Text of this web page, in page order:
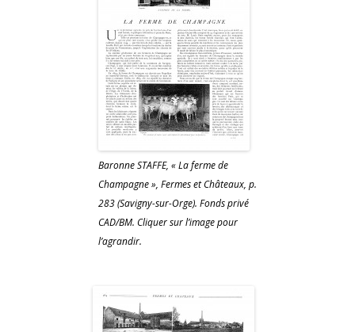
Baronne STAFFE, « La ferme de
Champagne », Fermes et Châteaux, p.
283 (Savigny-sur-Orge). Fonds privé
CAD/BM. Cliquer sur l’image pour
l’agrandir.